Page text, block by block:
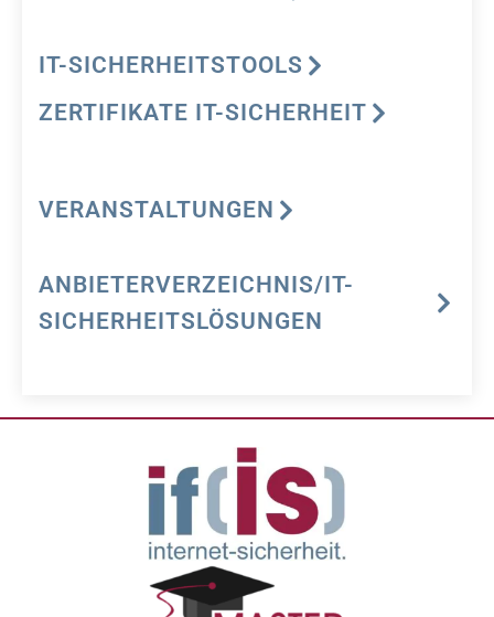
IT-SICHERHEITSTOOLS
ZERTIFIKATE IT-SICHERHEIT
VERANSTALTUNGEN
ANBIETERVERZEICHNIS/IT-
SICHERHEITSLÖSUNGEN